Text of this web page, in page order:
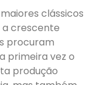
clássicos
crescente
procuram
primeira vez o
produção